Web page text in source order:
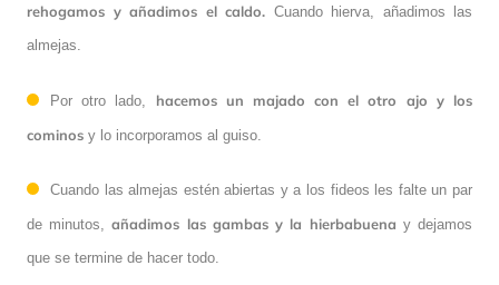
rehogamos y añadimos el caldo. Cuando hierva, añadimos las
almejas.
Por otro lado, hacemos un majado con el otro ajo y los
cominos y lo incorporamos al guiso.
Cuando las almejas estén abiertas y a los fideos les falte un par
de minutos,añadimos las gambas y la hierbabuena y dejamos
que se termine de hacer todo.